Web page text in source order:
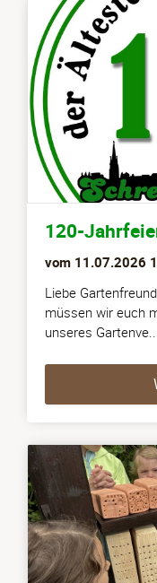
120-
vom 11.07.2026
Liebe
müssen wir euch
unseres